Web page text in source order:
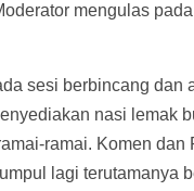
mengulas
sesi berbincang dan
nasi lemak
ramai. Komen dan
lagi terutamanya